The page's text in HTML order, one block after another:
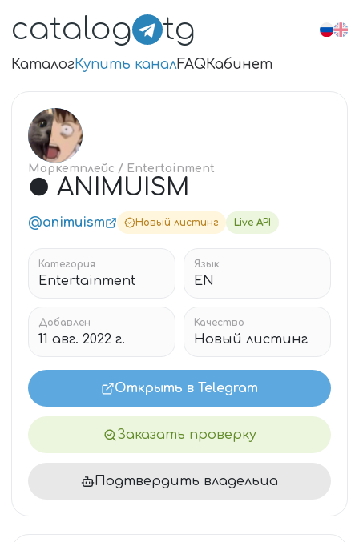
catalog tg
КаталогКупить каналFAQКабинет
●
Маркетплейс / Entertainment
● ANIMUISM
@animuism Новый листинг Live API
Категория
Entertainment
Язык
EN
Добавлен
11 авг. 2022 г.
Качество
Новый листинг
Открыть в Telegram
Заказать проверку
Подтвердить владельца